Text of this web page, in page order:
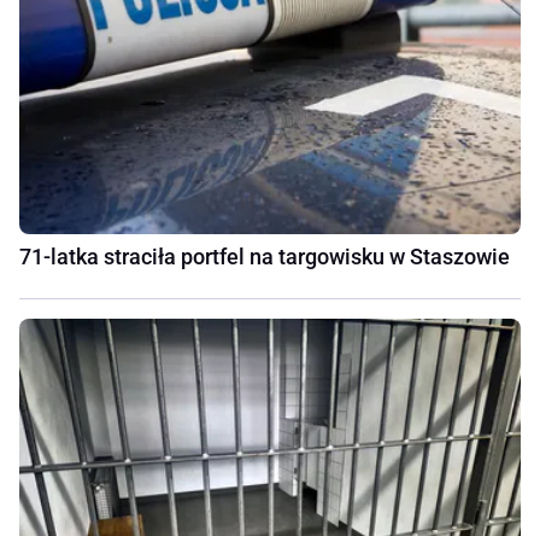
71-latka straciła portfel na targowisku w Staszowie